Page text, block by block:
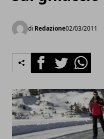
di Redazione02/03/2011
FacebookTwitterWhatsapp